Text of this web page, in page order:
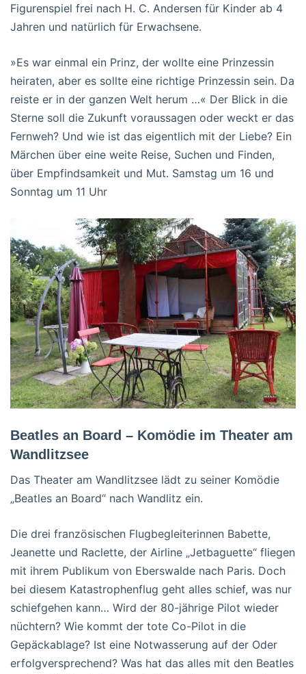
Figurenspiel frei nach H. C. Andersen für Kinder ab 4
Jahren und natürlich für Erwachsene.
»Es war einmal ein Prinz, der wollte eine Prinzessin
heiraten, aber es sollte eine richtige Prinzessin sein. Da
reiste er in der ganzen Welt herum …« Der Blick in die
Sterne soll die Zukunft voraussagen oder weckt er das
Fernweh? Und wie ist das eigentlich mit der Liebe? Ein
Märchen über eine weite Reise, Suchen und Finden,
über Empfindsamkeit und Mut. Samstag um 16 und
Sonntag um 11 Uhr
Beatles an Board – Komödie im Theater am
Wandlitzsee
Das Theater am Wandlitzsee lädt zu seiner Komödie
„Beatles an Board“ nach Wandlitz ein.
Die drei französischen Flugbegleiterinnen Babette,
Jeanette und Raclette, der Airline „Jetbaguette“ fliegen
mit ihrem Publikum von Eberswalde nach Paris. Doch
bei diesem Katastrophenflug geht alles schief, was nur
schiefgehen kann… Wird der 80-jährige Pilot wieder
nüchtern? Wie kommt der tote Co-Pilot in die
Gepäckablage? Ist eine Notwasserung auf der Oder
erfolgversprechend? Was hat das alles mit den Beatles